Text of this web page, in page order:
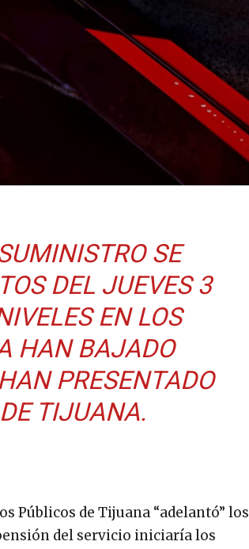
SE
DEL JUEVES 3
EN LOS
HAN BAJADO
PRESENTADO
TIJUANA.
Públicos de Tijuana “adelantó” los
del servicio iniciaría los